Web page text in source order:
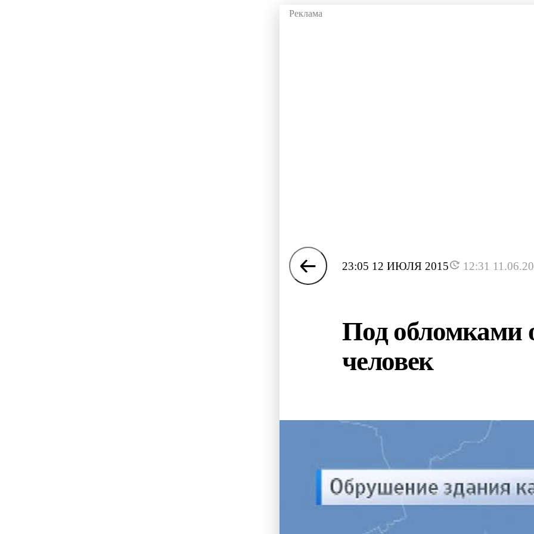
23:05 12 ИЮЛЯ 2015 12:31
Под обломками
человек